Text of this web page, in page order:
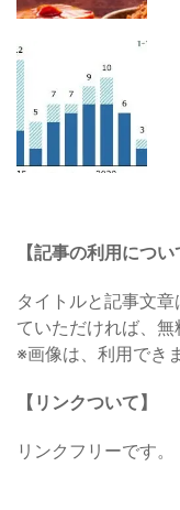
【記事の利用につい
タイトルと記事文
ていただければ、無
※画像は、利用でき
【リンクついて】
リンクフリーです。